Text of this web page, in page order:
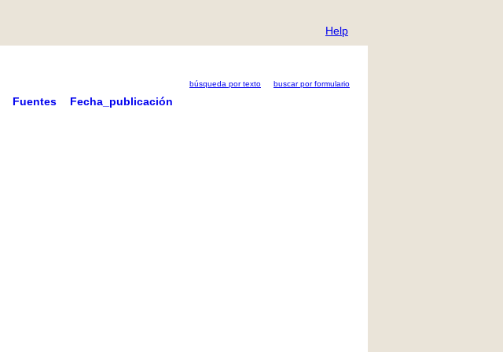
Help
búsqueda por texto buscar por formulario
Fuentes Fecha_publicación